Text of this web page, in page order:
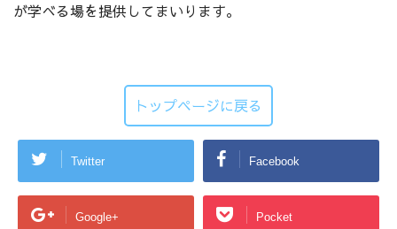
が学べる場を提供してまいります。
トップページに戻る
Twitter Facebook
Google+ Pocket